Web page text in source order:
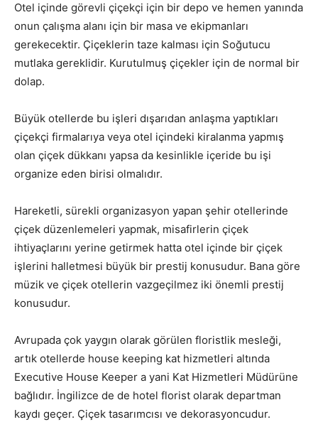
Otel içinde görevli çiçekçi için bir depo ve hemen yanında
onun çalışma alanı için bir masa ve ekipmanları
gerekecektir. Çiçeklerin taze kalması için Soğutucu
mutlaka gereklidir. Kurutulmuş çiçekler için de normal bir
dolap.
Büyük otellerde bu işleri dışarıdan anlaşma yaptıkları
çiçekçi firmalarıya veya otel içindeki kiralanma yapmış
olan çiçek dükkanı yapsa da kesinlikle içeride bu işi
organize eden birisi olmalıdır.
Hareketli, sürekli organizasyon yapan şehir otellerinde
çiçek düzenlemeleri yapmak, misafirlerin çiçek
ihtiyaçlarını yerine getirmek hatta otel içinde bir çiçek
işlerini halletmesi büyük bir prestij konusudur. Bana göre
müzik ve çiçek otellerin vazgeçilmez iki önemli prestij
konusudur.
Avrupada çok yaygın olarak görülen floristlik mesleği,
artık otellerde house keeping kat hizmetleri altında
Executive House Keeper a yani Kat Hizmetleri Müdürüne
bağlıdır. İngilizce de de hotel florist olarak departman
kaydı geçer. Çiçek tasarımcısı ve dekorasyoncudur.